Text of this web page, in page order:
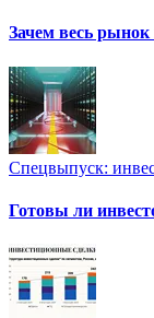
Зачем весь
Спецвыпуск:
Готовы ли